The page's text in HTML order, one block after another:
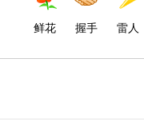
鲜花 握手 雷人